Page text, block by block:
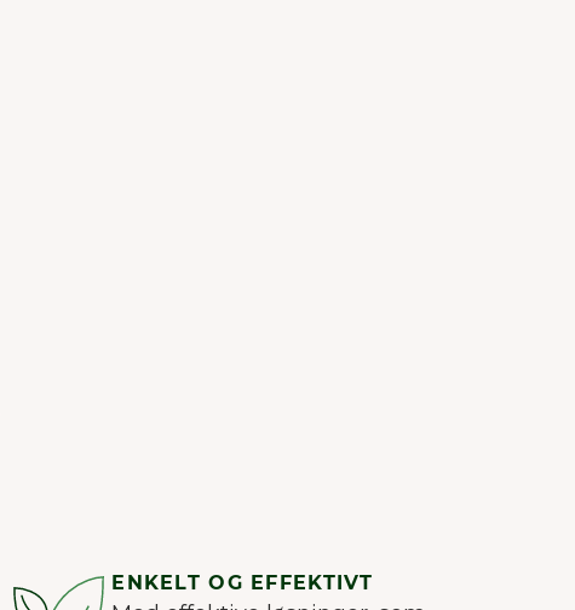
ENKELT OG EFFEKTIVT